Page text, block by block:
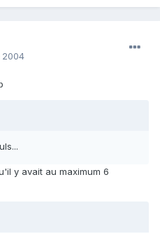
2004
y avait au maximum 6